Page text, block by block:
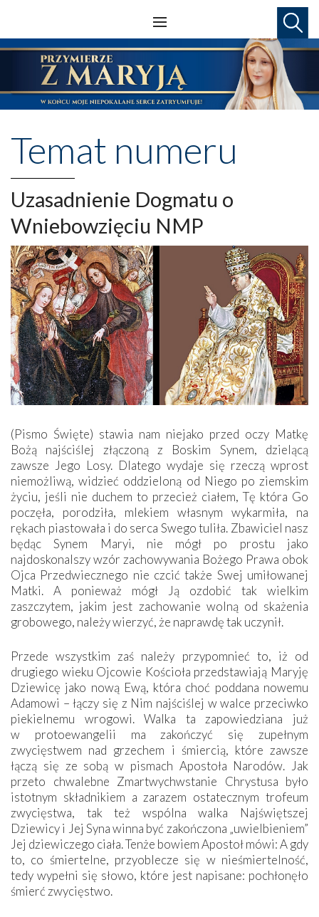
Temat numeru
Uzasadnienie Dogmatu o
Wniebowzięciu NMP
(Pismo Święte) stawia nam niejako przed oczy Matkę
Bożą najściślej złączoną z Boskim Synem, dzielącą
zawsze Jego Losy. Dlatego wydaje się rzeczą wprost
niemożliwą, widzieć oddzieloną od Niego po ziemskim
życiu, jeśli nie duchem to przecież ciałem, Tę która Go
poczęła, porodziła, mlekiem własnym wykarmiła, na
rękach piastowała i do serca Swego tuliła. Zbawiciel nasz
będąc Synem Maryi, nie mógł po prostu jako
najdoskonalszy wzór zachowywania Bożego Prawa obok
Ojca Przedwiecznego nie czcić także Swej umiłowanej
Matki. A ponieważ mógł Ją ozdobić tak wielkim
zaszczytem, jakim jest zachowanie wolną od skażenia
grobowego, należy wierzyć, że naprawdę tak uczynił.
Przede wszystkim zaś należy przypomnieć to, iż od
drugiego wieku Ojcowie Kościoła przedstawiają Maryję
Dziewicę jako nową Ewą, która choć poddana nowemu
Adamowi – łączy się z Nim najściślej w walce przeciwko
piekielnemu wrogowi. Walka ta zapowiedziana już
w protoewangelii ma zakończyć się zupełnym
zwycięstwem nad grzechem i śmiercią, które zawsze
łączą się ze sobą w pismach Apostoła Narodów. Jak
przeto chwalebne Zmartwychwstanie Chrystusa było
istotnym składnikiem a zarazem ostatecznym trofeum
zwycięstwa, tak też wspólna walka Najświętszej
Dziewicy i Jej Syna winna być zakończona „uwielbieniem”
Jej dziewiczego ciała. Tenże bowiem Apostoł mówi: A gdy
to, co śmiertelne, przyoblecze się w nieśmiertelność,
tedy wypełni się słowo, które jest napisane: pochłonęło
śmierć zwycięstwo.